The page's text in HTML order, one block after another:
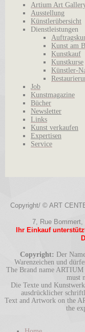
Artium Art
Ausstellung
Künstlerübersicht
Dienstleistungen
Kunst am
Kunstkauf
Kunstkurse
Künstler-
Job
Kunstmagazine
Bücher
Newsletter
Links
Kunst verkaufen
Expertisen
Service
Copyright/ © ART
7, Rue Bommert,
Ihr Einkauf
Copyright: Der
Warenzeichen und
The Brand name ARTIUM
must
Die Texte und
ausdrücklicher
Text and Artwork on the
the